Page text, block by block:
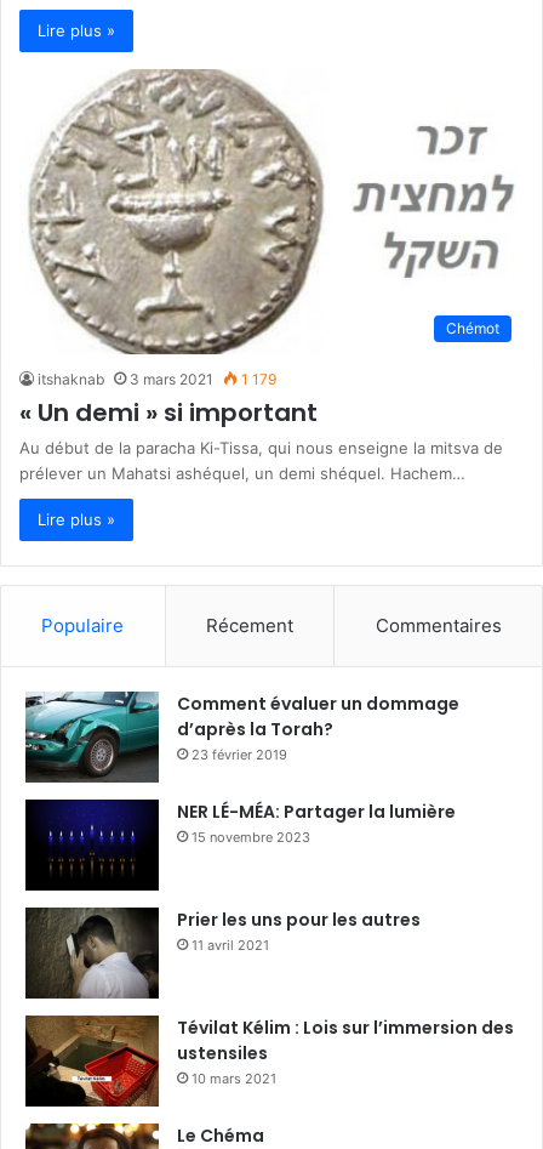
Lire plus »
Chémot
itshaknab 3 mars 2021 1 179
« Un demi » si important
Au début de la paracha Ki-Tissa, qui nous enseigne la mitsva de
prélever un Mahatsi ashéquel, un demi shéquel. Hachem…
Lire plus »
Populaire Récement Commentaires
Comment évaluer un dommage
d’après la Torah?
23 février 2019
NER LÉ-MÉA: Partager la lumière
15 novembre 2023
Prier les uns pour les autres
11 avril 2021
Tévilat Kélim : Lois sur l’immersion des
ustensiles
10 mars 2021
Le Chéma